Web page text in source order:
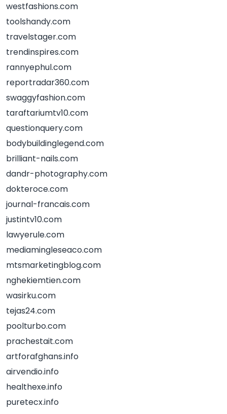
westfashions.com
toolshandy.com
travelstager.com
trendinspires.com
rannyephul.com
reportradar360.com
swaggyfashion.com
taraftariumtv10.com
questionquery.com
bodybuildinglegend.com
brilliant-nails.com
dandr-photography.com
dokteroce.com
journal-francais.com
justintv10.com
lawyerule.com
mediamingleseaco.com
mtsmarketingblog.com
nghekiemtien.com
wasirku.com
tejas24.com
poolturbo.com
prachestait.com
artforafghans.info
airvendio.info
healthexe.info
puretecx.info